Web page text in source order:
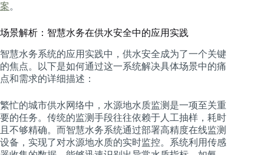
案。
场景解析：智慧水务在供水安全中的应用实践
智慧水务系统的应用实践中，供水安全成为了一个关键
的焦点。以下是如何通过这一系统解决具体场景中的痛
点和需求的详细描述：
繁忙的城市供水网络中，水源地水质监测是一项至关重
要的任务。传统的监测手段往往依赖于人工抽样，耗时
且不够精确。而智慧水务系统通过部署高精度在线监测
设备，实现了对水源地水质的实时监控。系统利用传感